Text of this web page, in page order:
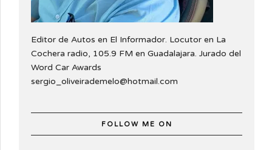
Editor de Autos en El Informador. Locutor en La
Cochera radio, 105.9 FM en Guadalajara. Jurado del
Word Car Awards
sergio_oliveirademelo@hotmail.com
FOLLOW ME ON